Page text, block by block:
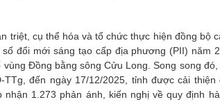
triệt, cụ thể hóa và tổ chức thực hiện đồng bộ
đổi mới sáng tạo cấp địa phương (PII) năm
Đồng bằng sông Cửu Long. Song song
đến ngày 17/12/2025, tỉnh được cải thiện
1.273 phản ánh, kiến nghị về quy định